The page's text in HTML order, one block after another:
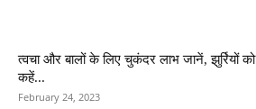
त्वचा और बालों के लिए चुकंदर लाभ जानें, झुर्रियों को
कहें...
February 24, 2023